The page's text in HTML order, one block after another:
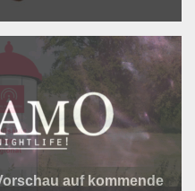
auf kommende